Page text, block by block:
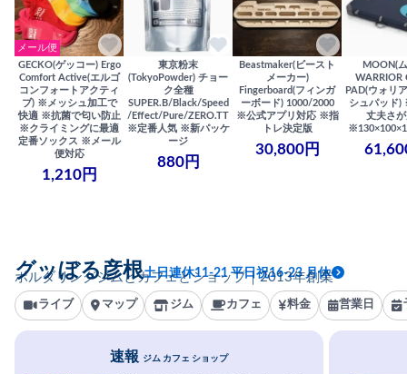
メール便
GECKO(ゲッコー) Ergo
Comfort Active(エルゴ
コンフォートアクティ
ブ) ※メッシュ加工で
快適 ※抗菌で匂い防止
※クライミングに最適
定番ソックス ※メール
便対応
1,210円
東京粉末
(TokyoPowder) チョー
ク全種
SUPER.B/Black/Speed
/Effect/Pure/ZERO.TT
※定番人気 ※新パッケ
ージ
880円
Beastmaker(ビースト
メーカー)
Fingerboard(フィンガ
ーボード) 1000/2000
※公式アプリ対応 ※指
トレ決定版
30,800円
MOON(
WARRIOR
PAD(ウォリ
シュパッド)
丈夫さ
ボルダリングジムとカフェとショップ｜2013年創業
グッぼる彦根土日連休11-21 平日祝16-23 月休
ライブ マップ ジム カフェ 料金 営業日
速報 ジム カフェ ショップ